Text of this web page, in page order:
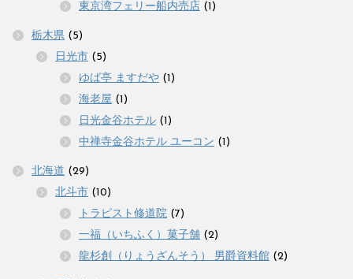
東京湾フェリー船内売店 (1)
栃木県 (5)
日光市 (5)
ゆば亭 ますだや (1)
海老屋 (1)
日光金谷ホテル (1)
中禅寺金谷ホテル ユーコン (1)
北海道 (29)
北斗市 (10)
トラピスト修道院 (7)
一福（いちふく）菓子舗 (2)
龍杉創（りょうざんそう） 男爵資料館 (2)